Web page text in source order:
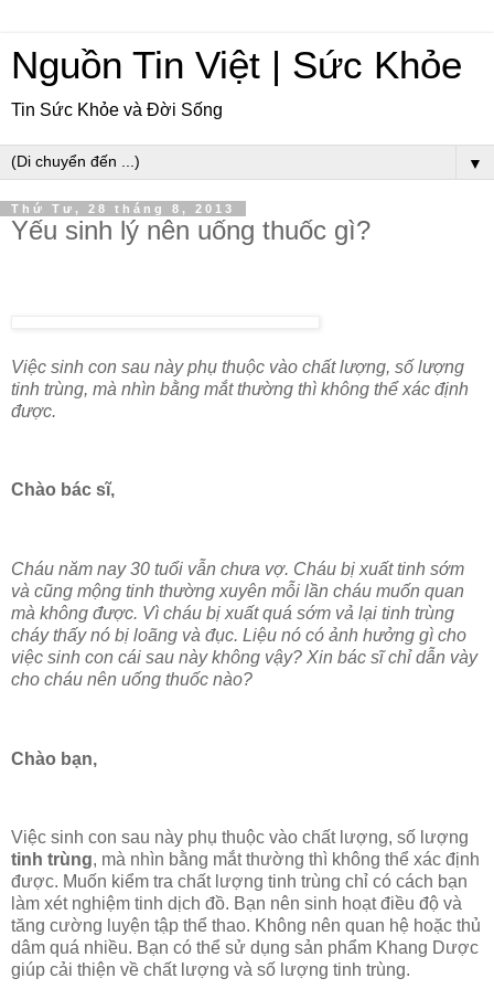
Nguồn Tin Việt | Sức Khỏe
Tin Sức Khỏe và Đời Sống
▼
Thứ Tư, 28 tháng 8, 2013
Yếu sinh lý nên uống thuốc gì?
Việc sinh con sau này phụ thuộc vào chất lượng, số lượng
tinh trùng, mà nhìn bằng mắt thường thì không thể xác định
được.
Chào bác sĩ,
Cháu năm nay 30 tuổi vẫn chưa vợ. Cháu bị xuất tinh sớm
và cũng mộng tinh thường xuyên mỗi lần cháu muốn quan
mà không được. Vì cháu bị xuất quá sớm vả lại tinh trùng
cháy thấy nó bị loãng và đục. Liệu nó có ảnh hưởng gì cho
việc sinh con cái sau này không vậy? Xin bác sĩ chỉ dẫn vày
cho cháu nên uống thuốc nào?
Chào bạn,
Việc sinh con sau này phụ thuộc vào chất lượng, số lượng
tinh trùng, mà nhìn bằng mắt thường thì không thể xác định
được. Muốn kiểm tra chất lượng tinh trùng chỉ có cách bạn
làm xét nghiệm tinh dịch đồ. Bạn nên sinh hoạt điều độ và
tăng cường luyện tập thể thao. Không nên quan hệ hoặc thủ
dâm quá nhiều. Bạn có thể sử dụng sản phẩm Khang Dược
giúp cải thiện về chất lượng và số lượng tinh trùng.